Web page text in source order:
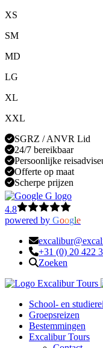
XS
SM
MD
LG
XL
XXL
SGRZ / ANVR Lid
24/7 bereikbaar
Persoonlijke
Offerte op maat
Scherpe prijzen
4.8
powered by Google
+31 (0) 20 422
Zoeken
School- en
Groepsreizen
Bestemmingen
Excalibur Tours